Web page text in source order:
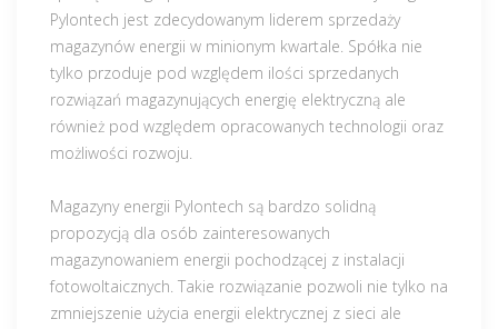
Pylontech jest zdecydowanym liderem sprzedaży
magazynów energii w minionym kwartale. Spółka nie
tylko przoduje pod względem ilości sprzedanych
rozwiązań magazynujących energię elektryczną ale
również pod względem opracowanych technologii oraz
możliwości rozwoju.
Magazyny energii Pylontech są bardzo solidną
propozycją dla osób zainteresowanych
magazynowaniem energii pochodzącej z instalacji
fotowoltaicznych. Takie rozwiązanie pozwoli nie tylko na
zmniejszenie użycia energii elektrycznej z sieci ale